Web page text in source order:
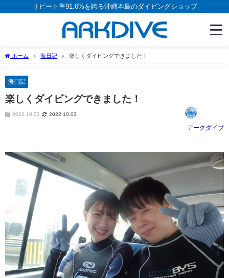
リピート率91.6%を誇る沖縄本島のダイビングショップ
ホーム 海日記 楽しくダイビングできました！
海日記
楽しくダイビングできました！
2022.10.03 2022.10.03
アークダイブ